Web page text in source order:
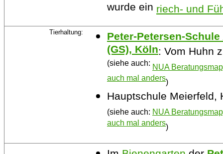
wurde ein riech- und
Tierhaltung: Peter-Petersen-
(GS), Köln: Vom Huhn
(siehe auch: NUA
auch mal anders)
Hauptschule Meierfeld,
(siehe auch: NUA
auch mal anders)